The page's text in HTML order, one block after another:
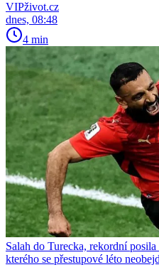
VIPživot.cz
dnes, 08:48
4 min
Salah do Turecka, rekordní
kterého se přestupové léto